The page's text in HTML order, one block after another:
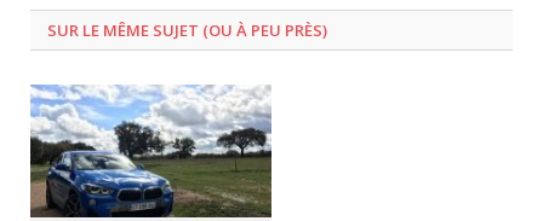
SUR LE MÊME SUJET (OU À PEU PRÈS)